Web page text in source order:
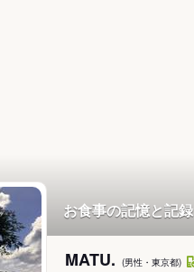
お食事の記憶と記録
MATU. (男性・東京都)